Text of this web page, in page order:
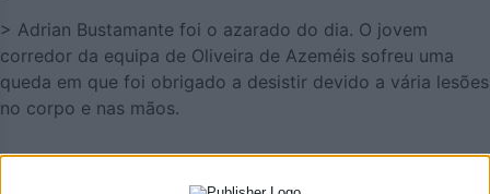
> Adrian Bustamante foi o azarado do dia. O jovem
corredor da equipa de Oliveira de Azeméis sofreu uma
queda em que foi obrigado a desistir devido a vária lesões
no corpo e nas mãos.